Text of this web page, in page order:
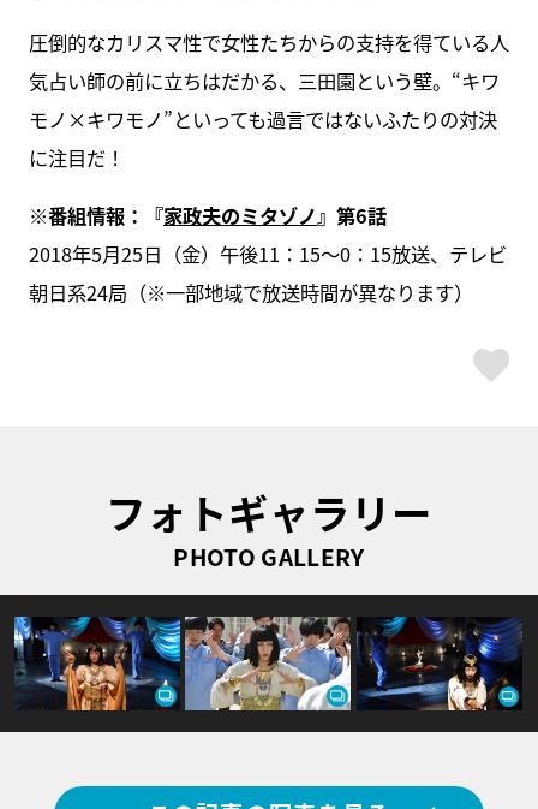
圧倒的なカリスマ性で女性たちからの支持を得ている人
気占い師の前に立ちはだかる、三田園という壁。“キワ
モノ×キワモノ”といっても過言ではないふたりの対決
に注目だ！
※番組情報：『家政夫のミタゾノ』第6話
2018年5月25日（金）午後11：15〜0：15放送、テレビ
朝日系24局（※一部地域で放送時間が異なります）
フォトギャラリー
PHOTO GALLERY